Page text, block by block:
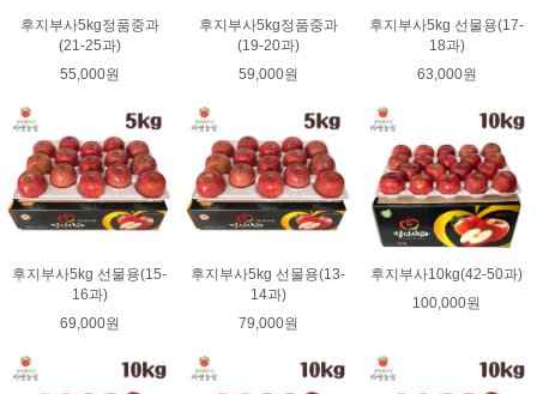
후지부사5kg정품중과
(21-25과)
55,000원
후지부사5kg정품중과
(19-20과)
59,000원
후지부사5kg 선물용(17-
18과)
63,000원
후지부사5kg 선물용(15-
16과)
69,000원
후지부사5kg 선물용(13-
14과)
79,000원
후지부사10kg(42-50과)
100,000원